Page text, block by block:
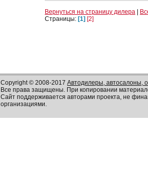
Вернуться на страницу дилера
Страницы: [1] [2]
Copyright © 2008-2017 Автодилеры, автосалоны,
Все права защищены. При копировании
Сайт поддерживается авторами проекта, не
организациями.